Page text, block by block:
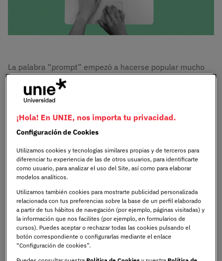
La palabra “prompt” empezó a hacerse popular mucho
antes de que la IA irrumpiera en nuestro día a día.
Durante décadas fue un término técnico casi reservado a
quienes trabajaban con terminales, programación o
sistemas de comandos. De repente, pasó de ese mundo
repetidos en conversaciones sobre tecnología,
productividad y creatividad.
Ahora todos hablamos de prompts, pero no siempre
entendemos su alcance real. Un buen prompt no es solo
una instrucción. Cuando aprendemos a construirlo bien,
la IA deja de ser un asistente distante para convertirse
en una herramienta que responde a lo que de verdad
necesitamos.
¡Hola! En UNIE, nos importa tu privacidad.
Configuración de Cookies
Utilizamos cookies y tecnologías similares propias y de terceros para
diferenciar tu experiencia de las de otros usuarios, para identificarte
como usuario, para analizar el uso del Site, así como para elaborar
modelos analíticos.
Utilizamos también cookies para mostrarte publicidad personalizada
relacionada con tus preferencias sobre la base de un perfil elaborado
a partir de tus hábitos de navegación (por ejemplo, páginas visitadas) y
la información que nos facilites (por ejemplo, en formularios de
cursos). Puedes aceptar o rechazar todas las cookies pulsando el
botón correspondiente o configurarlas mediante el enlace
“Configuración de cookies”.